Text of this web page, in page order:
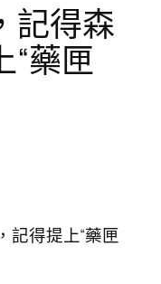
記得森
“藥匣
記得提上“藥匣